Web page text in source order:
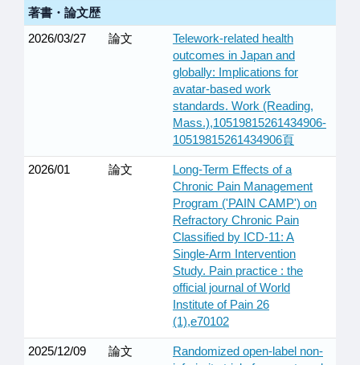
著書・論文歴
2026/03/27
論文
Telework-related health
outcomes in Japan and
globally: Implications for
avatar-based work
standards. Work (Reading,
Mass.),10519815261434906-
10519815261434906頁
2026/01 論文
Long-Term Effects of a
Chronic Pain Management
Program ('PAIN CAMP') on
Refractory Chronic Pain
Classified by ICD-11: A
Single-Arm Intervention
Study. Pain practice : the
official journal of World
Institute of Pain 26
(1),e70102
2025/12/09 論文
Randomized open-label non-